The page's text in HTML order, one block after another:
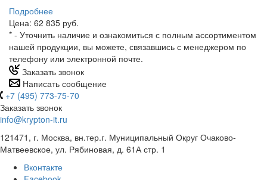
Подробнее
Цена: 62 835 руб.
* - Уточнить наличие и ознакомиться с полным ассортиментом
нашей продукции, вы можете, связавшись с менеджером по
телефону или электронной почте.
Заказать звонок
Написать сообщение
+7 (495) 773-75-70
Заказать звонок
info@krypton-it.ru
121471, г. Москва, вн.тер.г. Муниципальный Округ Очаково-
Матвеевское, ул. Рябиновая, д. 61А стр. 1
Вконтакте